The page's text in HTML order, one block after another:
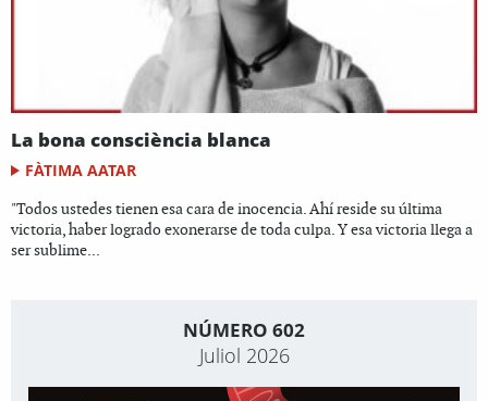
La bona consciència blanca
FÀTIMA AATAR
"Todos ustedes tienen esa cara de inocencia. Ahí reside su última
victoria, haber logrado exonerarse de toda culpa. Y esa victoria llega a
ser sublime...
NÚMERO 602
Juliol 2026